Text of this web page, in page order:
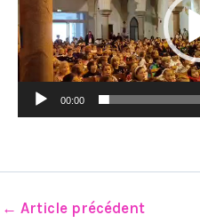
00:00
← Article précédent